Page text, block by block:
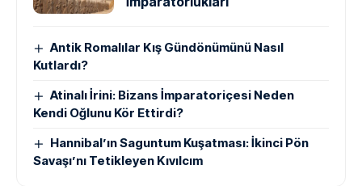
Antik Romalılar Kış Gündönümünü Nasıl
Kutlardı?
Atinalı İrini: Bizans İmparatoriçesi Neden
Kendi Oğlunu Kör Ettirdi?
Hannibal’ın Saguntum Kuşatması: İkinci Pön
Savaşı’nı Tetikleyen Kıvılcım